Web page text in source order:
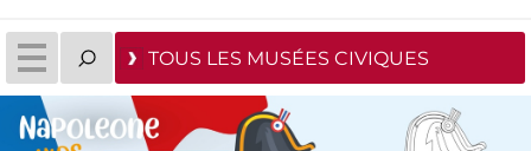
TOUS LES MUSÉES CIVIQUES